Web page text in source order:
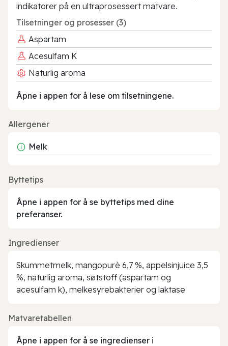
indikatorer på en ultraprosessert matvare.
Tilsetninger og prosesser (3)
Aspartam
Acesulfam K
Naturlig aroma
Åpne i appen for å lese om tilsetningene.
Allergener
Melk
Byttetips
Åpne i appen for å se byttetips med dine
preferanser.
Ingredienser
Skummetmelk, mangopurè 6,7 %, appelsinjuice 3,5
%, naturlig aroma, søtstoff (aspartam og
acesulfam k), melkesyrebakterier og laktase
Matvaretabellen
Åpne i appen for å se ingredienser i